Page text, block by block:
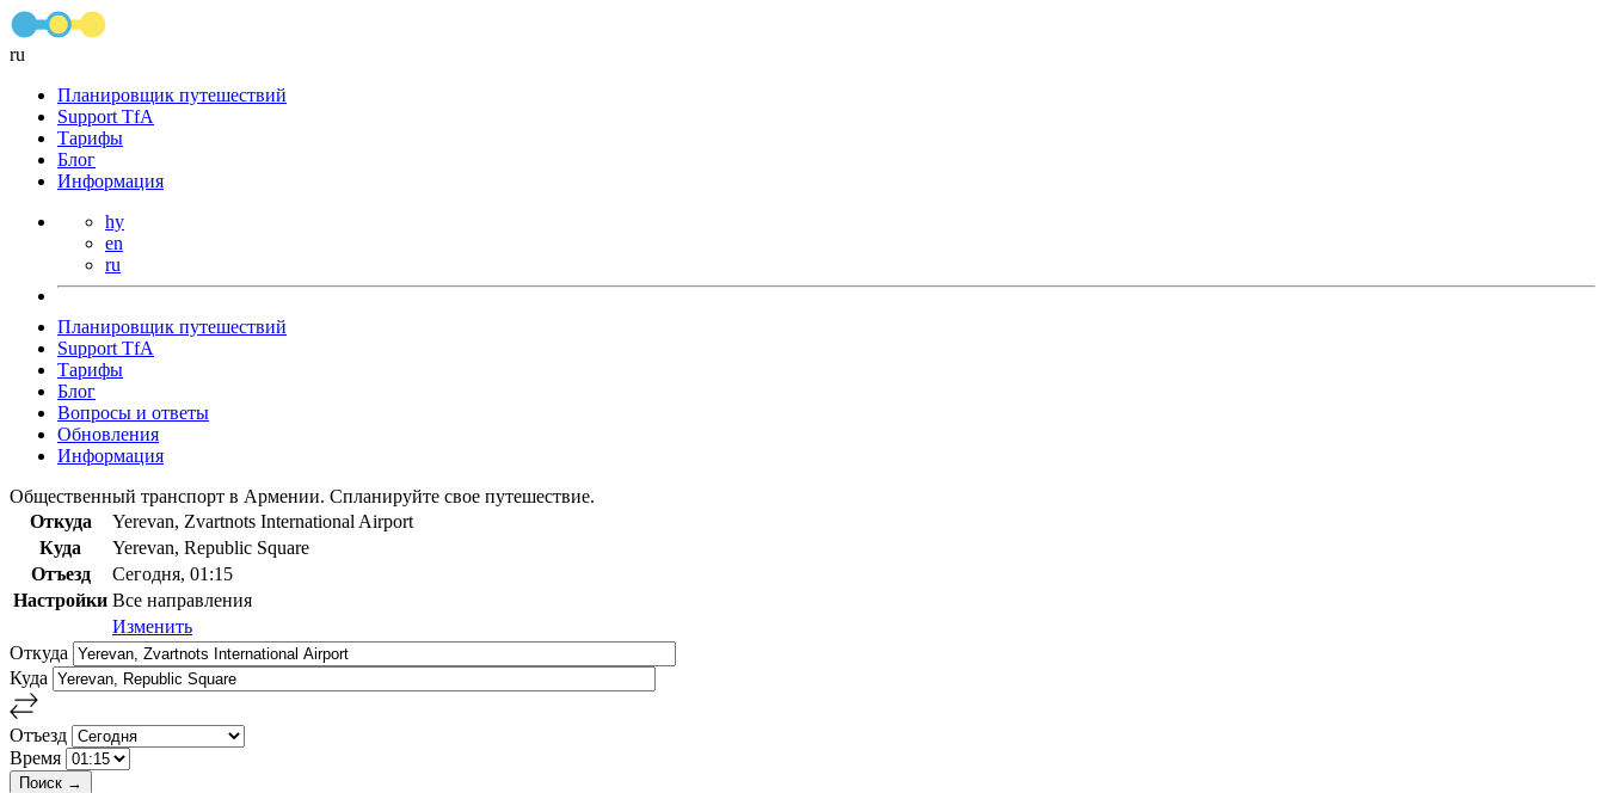
ru
Планировщик путешествий
Support TfA
Тарифы
Блог
Информация
hy
en
ru
Планировщик путешествий
Support TfA
Тарифы
Блог
Вопросы и ответы
Обновления
Информация
Общественный транспорт в Армении. Спланируйте свое путешествие.
Откуда
Yerevan, Zvartnots International Airport
Куда
Yerevan, Republic Square
Отъезд
Сегодня, 01:15
Настройки Все направления
Изменить
Откуда
Куда
Отъезд
Время